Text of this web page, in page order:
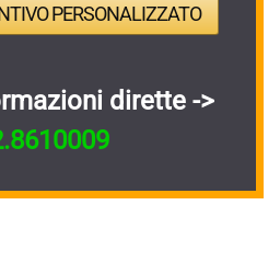
PERSONALIZZATO
dirette ->